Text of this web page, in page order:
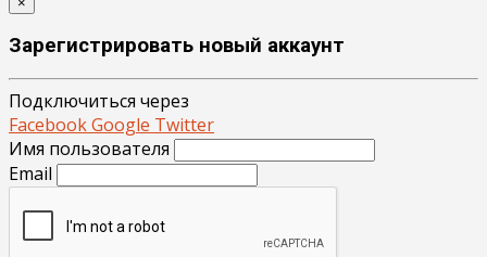
Зарегистрировать новый аккаунт
Подключиться через
FacebookGoogle Twitter
Имя пользователя
Email